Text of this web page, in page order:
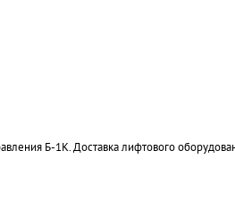
Б-1К. Доставка лифтового